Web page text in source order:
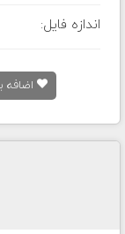
اندازه فایل:
اضافه